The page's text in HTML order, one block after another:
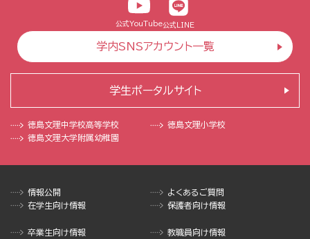
公式YouTube公式LINE
学内SNSアカウント一覧
徳島文理中学校高等学校
徳島文理小学校
徳島文理大学附属幼稚園
学生ポータルサイト
情報公開
よくあるご質問
在学生向け情報
保護者向け情報
卒業生向け情報 教職員向け情報